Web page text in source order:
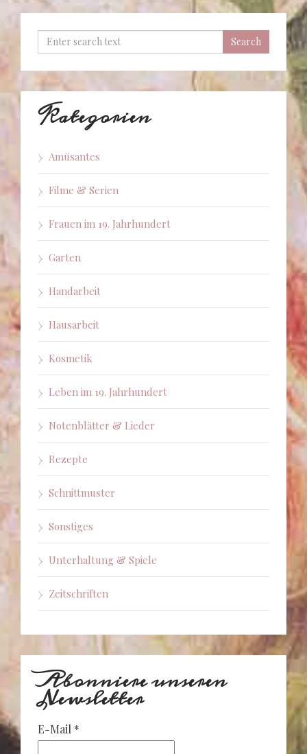
Kategorien
Amüsantes
Filme & Serien
Frauen im 19. Jahrhundert
Garten
Handarbeit
Hausarbeit
Kosmetik
Leben im 19. Jahrhundert
Notenblätter & Lieder
Rezepte
Schnittmuster
Sonstiges
Unterhaltung & Spiele
Zeitschriften
Abonniere unseren
Newsletter
E-Mail *